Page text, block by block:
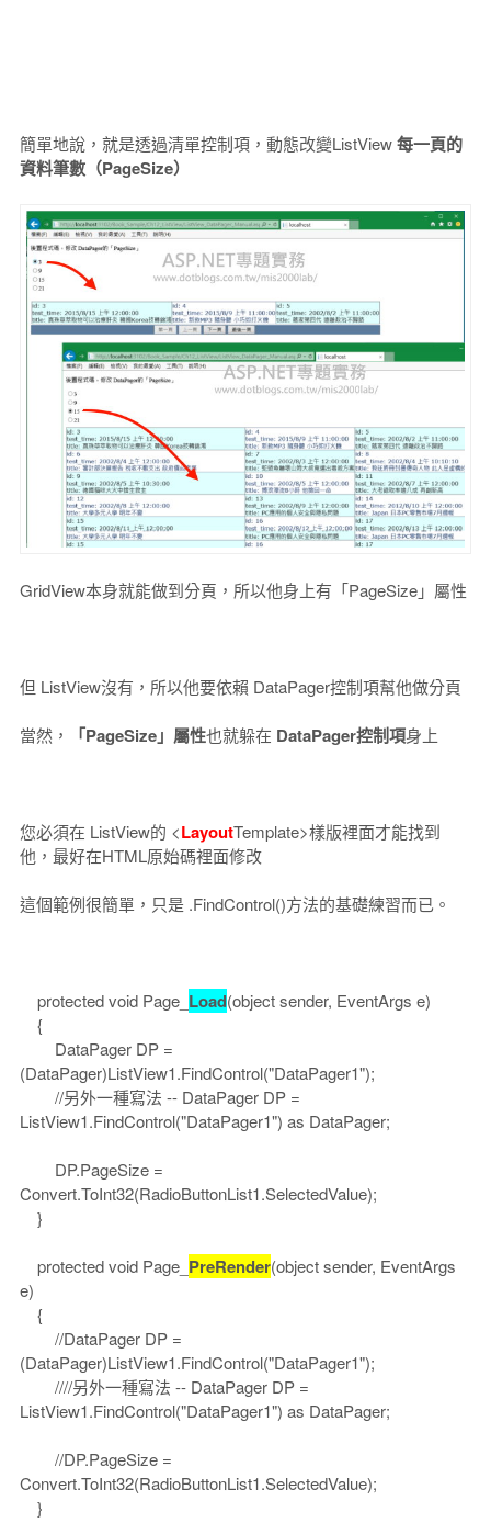
簡單地說，就是透過清單控制項，動態改變ListView每一頁的
資料筆數（PageSize）
GridView本身就能做到分頁，所以他身上有「PageSize」屬性
但 ListView沒有，所以他要依賴 DataPager控制項幫他做分頁
當然， 「PageSize」屬性也就躲在 DataPager控制項身上
您必須在 ListView的 <LayoutTemplate>樣版裡面才能找到
他，最好在HTML原始碼裡面修改
這個範例很簡單，只是 .FindControl()方法的基礎練習而已。
protected void Page_ Load(object sender, EventArgs e)
{
DataPager DP =
(DataPager)ListView1.FindControl("DataPager1");
//另外一種寫法 -- DataPager DP =
ListView1.FindControl("DataPager1") as DataPager;
DP.PageSize =
Convert.ToInt32(RadioButtonList1.SelectedValue);
}
protected void Page_ PreRender(object sender, EventArgs
e)
{
//DataPager DP =
(DataPager)ListView1.FindControl("DataPager1");
////另外一種寫法 -- DataPager DP =
ListView1.FindControl("DataPager1") as DataPager;
//DP.PageSize =
Convert.ToInt32(RadioButtonList1.SelectedValue);
}